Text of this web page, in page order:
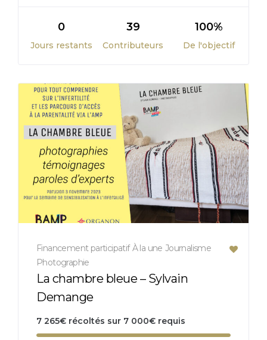
0
Jours restants
39
Contributeurs
100%
De l'objectif
Financement participatif À la une Journalisme
Photographie
La chambre bleue – Sylvain
Demange
7 265€ récoltés sur 7 000€ requis